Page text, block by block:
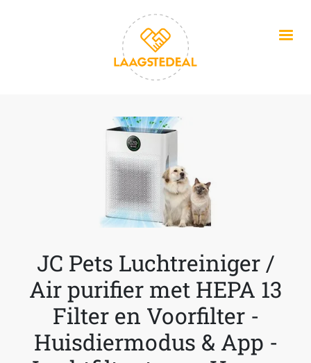
JC Pets Luchtreiniger /
Air purifier met HEPA 13
Filter en Voorfilter -
Huisdiermodus & App -